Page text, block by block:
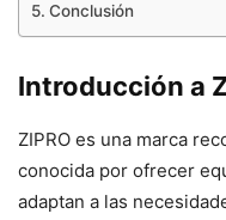
Conclusión
Introducción a
ZIPRO es una marca
conocida por ofrecer
adaptan a las